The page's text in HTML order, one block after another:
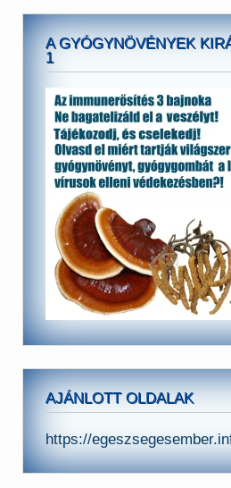
A GYÓGYNÖVÉNYEK
1
AJÁNLOTT OLDALAK
https://